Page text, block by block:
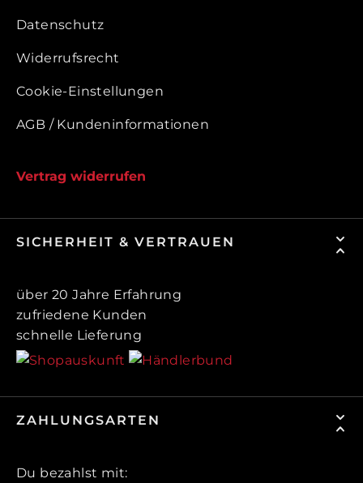
Datenschutz
Widerrufsrecht
Cookie-Einstellungen
AGB / Kundeninformationen
Vertrag widerrufen
SICHERHEIT & VERTRAUEN
über 20 Jahre Erfahrung
zufriedene Kunden
schnelle Lieferung
ZAHLUNGSARTEN
Du bezahlst mit: